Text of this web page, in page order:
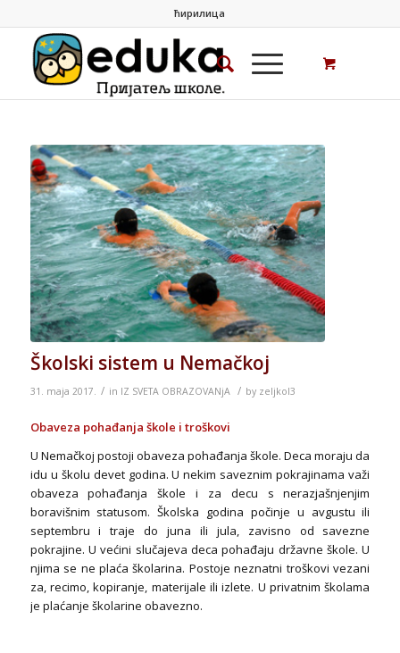
ћирилица
Školski sistem u Nemačkoj
31. maja 2017. / in IZ SVETA OBRAZOVANjA / by zeljkol3
Obaveza pohađanja škole i troškovi
U Nemačkoj postoji obaveza pohađanja škole. Deca moraju da
idu u školu devet godina. U nekim saveznim pokrajinama važi
obaveza pohađanja škole i za decu s nerazjašnjenjim
boravišnim statusom. Školska godina počinje u avgustu ili
septembru i traje do juna ili jula, zavisno od savezne
pokrajine. U većini slučajeva deca pohađaju državne škole. U
njima se ne plaća školarina. Postoje neznatni troškovi vezani
za, recimo, kopiranje, materijale ili izlete. U privatnim školama
je plaćanje školarine obavezno.